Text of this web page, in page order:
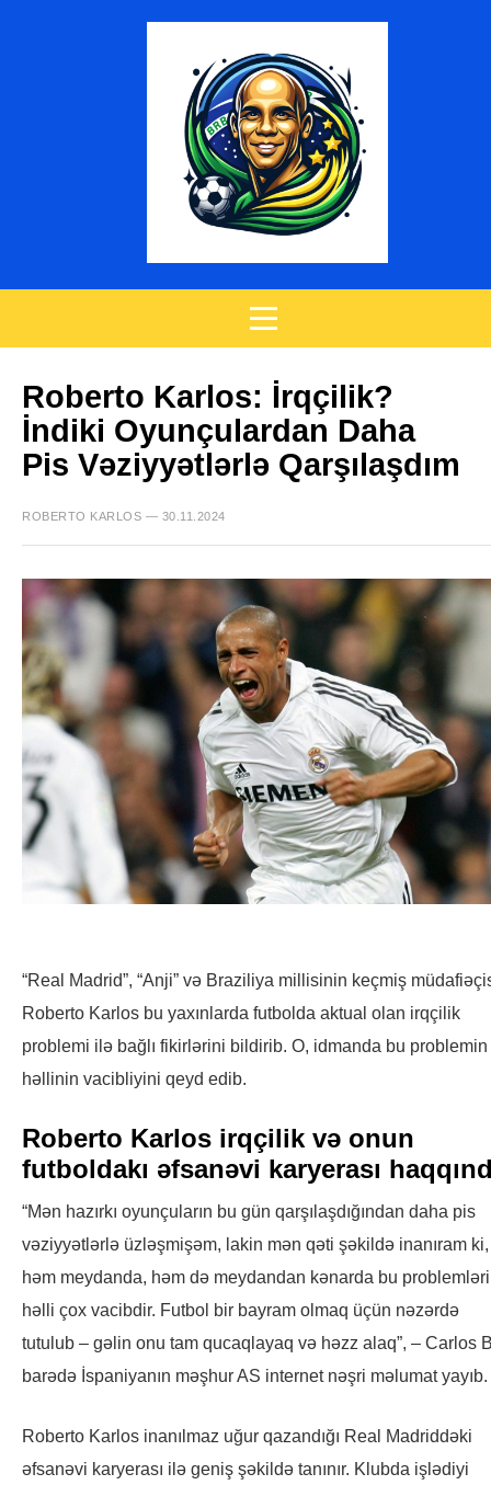
Roberto Karlos: İrqçilik?
İndiki Oyunçulardan Daha
Pis Vəziyyətlərlə Qarşılaşdım
ROBERTO KARLOS — 30.11.2024
“Real Madrid”, “Anji” və Braziliya millisinin keçmiş
Roberto Karlos bu yaxınlarda futbolda aktual olan irqçilik
problemi ilə bağlı fikirlərini bildirib. O, idmanda bu problemin
həllinin vacibliyini qeyd edib.
Roberto Karlos irqçilik və onun
futboldakı əfsanəvi karyerası
“Mən hazırkı oyunçuların bu gün qarşılaşdığından daha pis
vəziyyətlərlə üzləşmişəm, lakin mən qəti şəkildə inanıram ki,
həm meydanda, həm də meydandan kənarda bu
həlli çox vacibdir. Futbol bir bayram olmaq üçün nəzərdə
tutulub – gəlin onu tam qucaqlayaq və həzz alaq”, – Carlos
barədə İspaniyanın məşhur AS internet nəşri məlumat yayıb.
Roberto Karlos inanılmaz uğur qazandığı Real Madriddəki
əfsanəvi karyerası ilə geniş şəkildə tanınır. Klubda işlədiyi